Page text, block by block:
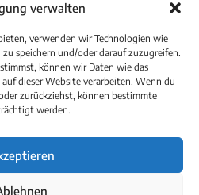
verwalten
verwenden wir Technologien wie
speichern und/oder darauf zuzugreifen.
können wir Daten wie das
dieser Website verarbeiten. Wenn du
zurückziehst, können bestimmte
werden.